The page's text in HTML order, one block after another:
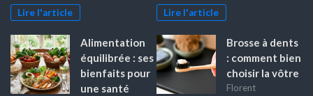
Lire l'article Lire l'article
Alimentation
équilibrée : ses
bienfaits pour
une santé
Brosse à dents
: comment bien
choisir la vôtre
Florent